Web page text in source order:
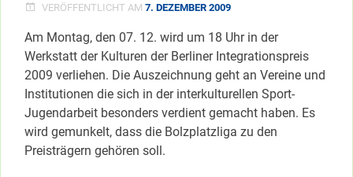
VERÖFFENTLICHT AM 7. DEZEMBER 2009
Am Montag, den 07. 12. wird um 18 Uhr in der
Werkstatt der Kulturen der Berliner Integrationspreis
2009 verliehen. Die Auszeichnung geht an Vereine und
Institutionen die sich in der interkulturellen Sport-
Jugendarbeit besonders verdient gemacht haben. Es
wird gemunkelt, dass die Bolzplatzliga zu den
Preisträgern gehören soll.